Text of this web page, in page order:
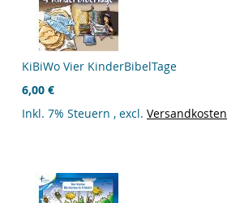
KiBiWo Vier KinderBibelTage
6,00 €
Inkl. 7% Steuern , excl. Versandkosten